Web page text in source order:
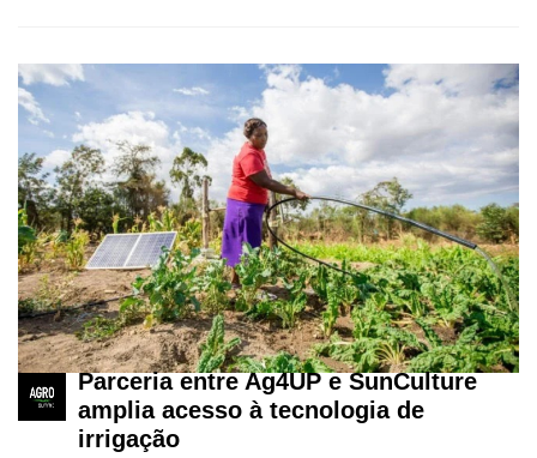
Parceria entre Ag4UP e SunCulture
amplia acesso à tecnologia de
irrigação